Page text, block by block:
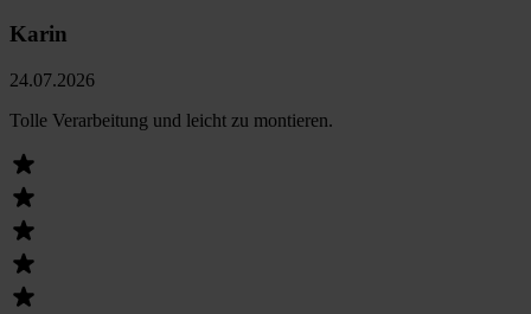
Karin
24.07.2026
Tolle Verarbeitung und leicht zu montieren.